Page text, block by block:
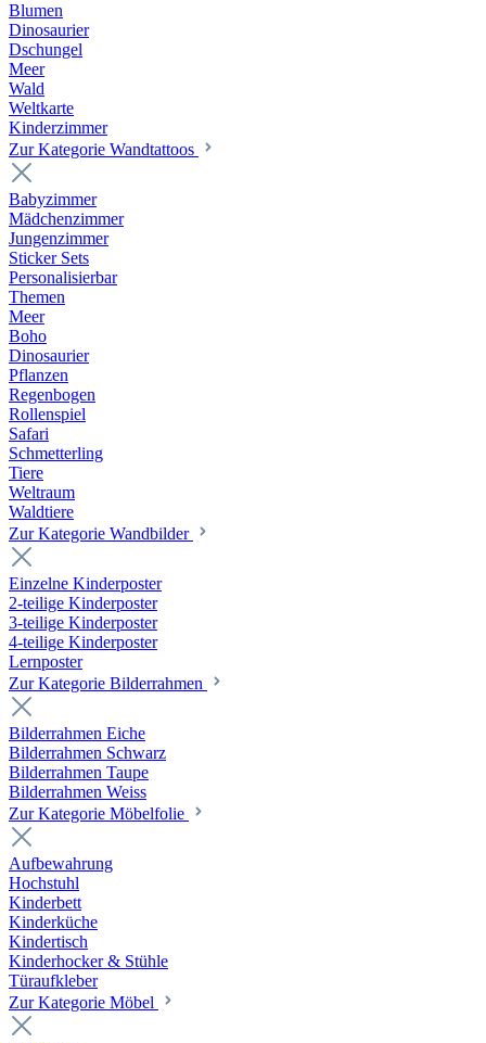
Blumen
Dinosaurier
Dschungel
Meer
Wald
Weltkarte
Kinderzimmer
Zur Kategorie Wandtattoos
Babyzimmer
Mädchenzimmer
Jungenzimmer
Sticker Sets
Personalisierbar
Themen
Meer
Boho
Dinosaurier
Pflanzen
Regenbogen
Rollenspiel
Safari
Schmetterling
Tiere
Weltraum
Waldtiere
Zur Kategorie Wandbilder
Einzelne Kinderposter
2-teilige Kinderposter
3-teilige Kinderposter
4-teilige Kinderposter
Lernposter
Zur Kategorie Bilderrahmen
Bilderrahmen Eiche
Bilderrahmen Schwarz
Bilderrahmen Taupe
Bilderrahmen Weiss
Zur Kategorie Möbelfolie
Aufbewahrung
Hochstuhl
Kinderbett
Kinderküche
Kindertisch
Kinderhocker & Stühle
Türaufkleber
Zur Kategorie Möbel